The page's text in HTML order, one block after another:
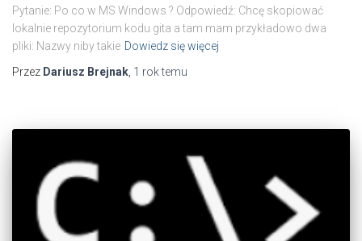
Pytanie: Po co w MS Windows ? Odpowiedź: Chcę skopiować
lokalnie repozytorium kodu gita a tam mam przykładowo dwa
pliki: Nazwy niby takie Dowiedz się więcej
Przez Dariusz Brejnak 1 roktemu